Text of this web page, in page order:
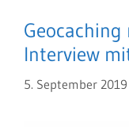
Interview
5. September 2019